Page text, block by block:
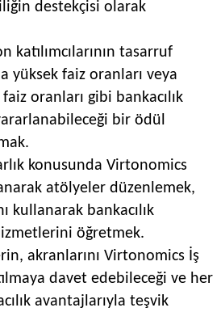
destekçisi olarak
katılımcılarının tasarruf
yüksek faiz oranları veya
oranları gibi bankacılık
bir ödül
konusunda Virtonomics
atölyeler düzenlemek,
kullanarak bankacılık
öğretmek.
akranlarını Virtonomics İş
davet edebileceği ve her
avantajlarıyla teşvik